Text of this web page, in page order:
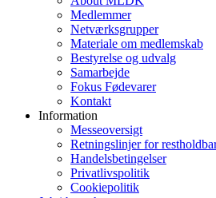
Medlemmer
Netværksgrupper
Materiale om medlemskab
Bestyrelse og udvalg
Samarbejde
Fokus Fødevarer
Kontakt
Information
Messeoversigt
Retningslinjer for
Handelsbetingelser
Privatlivspolitik
Cookiepolitik